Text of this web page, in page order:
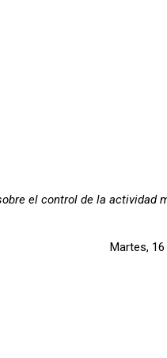
el control de la actividad
Martes,